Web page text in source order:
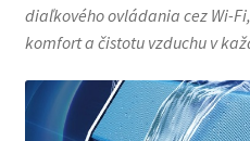
diaľkového ovládania cez Wi-
komfort a čistotu vzduchu v